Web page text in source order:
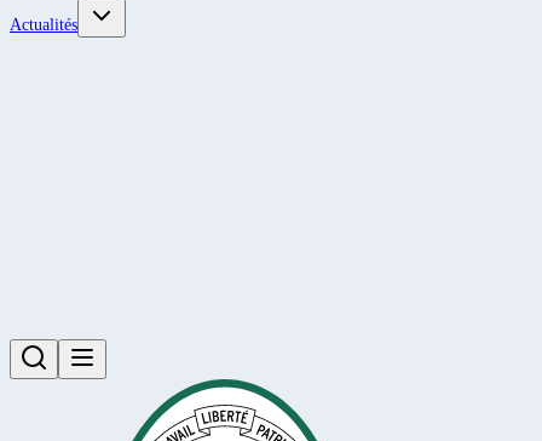
Actualités